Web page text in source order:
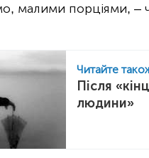
малими порціями, –
Читайте
Після
людини»